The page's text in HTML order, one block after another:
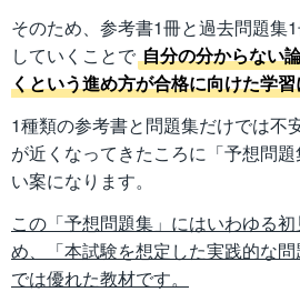
そのため、参考書1冊と過去問題集
していくことで 自分の分からない
くという進め方が合格に向けた学
1種類の参考書と問題集だけでは不
が近くなってきたころに「予想問
い案になります。
この「予想問題集」にはいわゆる
め、「本試験を想定した実践的な
では優れた教材です。